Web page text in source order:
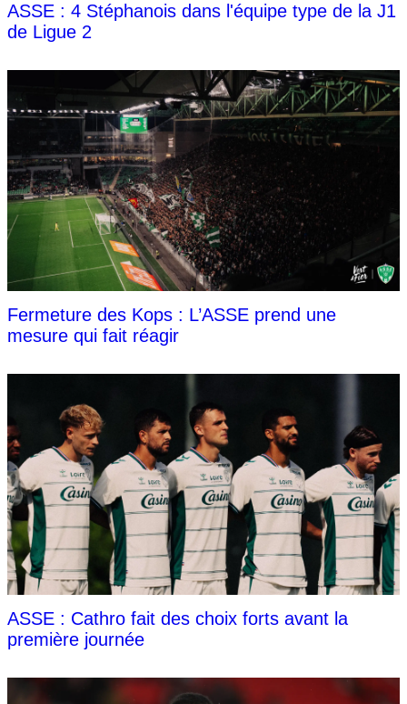
ASSE : 4 Stéphanois dans l'équipe type de la J1
de Ligue 2
Fermeture des Kops : L’ASSE prend une
mesure qui fait réagir
ASSE : Cathro fait des choix forts avant la
première journée